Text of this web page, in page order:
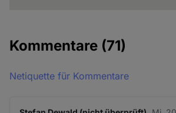
Kommentare (71)
Netiquette für Kommentare